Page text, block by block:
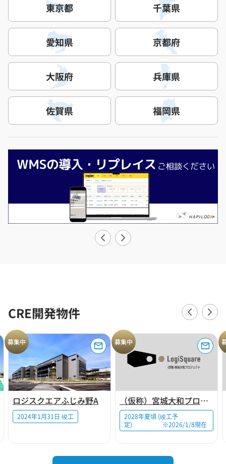
東京都 千葉県
愛知県 京都府
大阪府 兵庫県
佐賀県 福岡県
CRE開発物件
募集中
ロジスクエアふじみ野A
2024年1月31日 竣工
募集中
（仮称）宮城大和プロジェクト
2028年夏頃 (竣工予
定) ※2026/1/8現在